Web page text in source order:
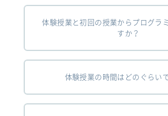
体験授業と初回の授業からプログラ
すか？
体験授業の時間はどのぐらい